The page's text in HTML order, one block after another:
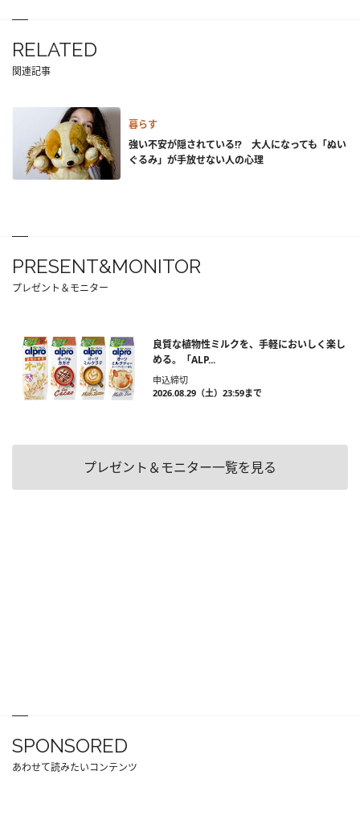
RELATED
関連記事
暮らす
強い不安が隠されている!? 大人になっても「ぬい
ぐるみ」が手放せない人の心理
PRESENT&MONITOR
プレゼント＆モニター
良質な植物性ミルクを、手軽においしく楽し
める。「ALP...
申込締切
2026.08.29（土）23:59まで
プレゼント＆モニター一覧を見る
SPONSORED
あわせて読みたいコンテンツ